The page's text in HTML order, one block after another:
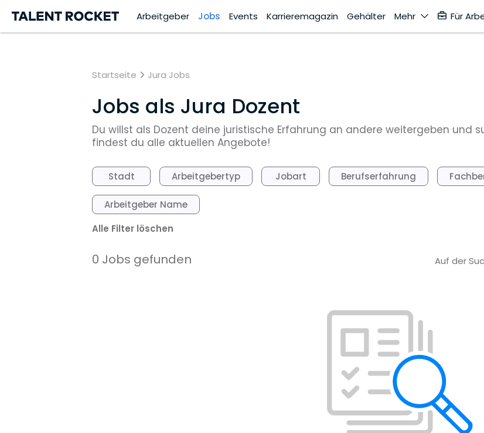
Arbeitgeber Jobs Events Karrieremagazin Gehälter Mehr Für
Startseite Jura Jobs
Jobs als Jura Dozent
Du willst als Dozent deine juristische Erfahrung an andere weitergeben und
findest du alle aktuellen Angebote!
Stadt Arbeitgebertyp Jobart Berufserfahrung
Arbeitgeber Name
Alle Filter löschen
0 Jobs gefunden Auf der